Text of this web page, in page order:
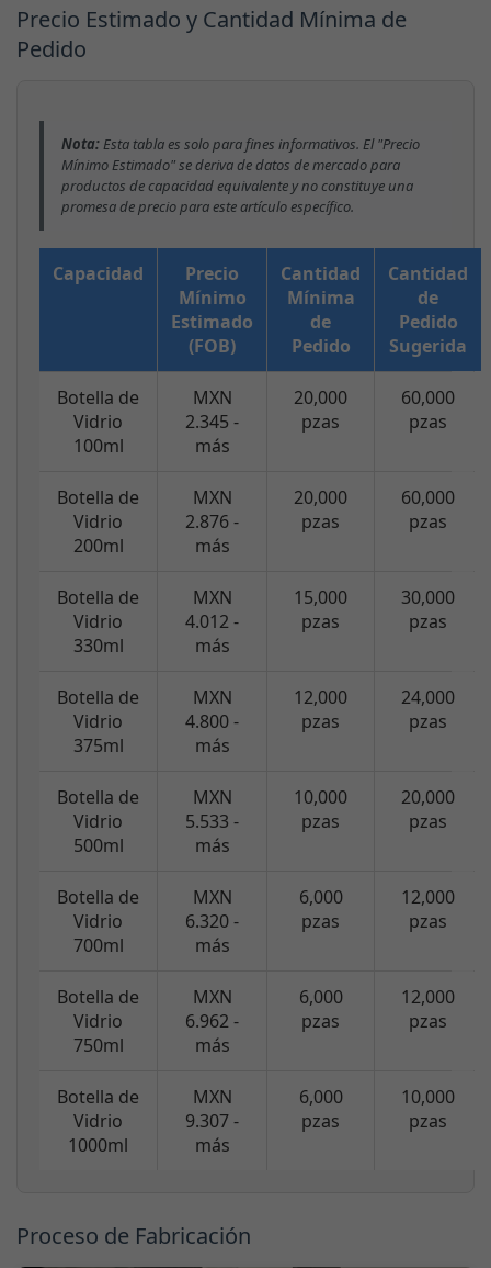
Precio Estimado y Cantidad Mínima de
Pedido
Nota:Esta tabla es solo para fines informativos. El "Precio
Mínimo Estimado" se deriva de datos de mercado para
productos de capacidad equivalente y no constituye una
promesa de precio para este artículo específico.
Capacidad
Precio
Mínimo
Estimado
(FOB)
Cantidad
Mínima
de
Pedido
Cantidad
de
Pedido
Sugerida
Botella de
Vidrio
100ml
MXN
2.345 -
más
20,000
pzas
60,000
pzas
Botella de
Vidrio
200ml
MXN
2.876 -
más
20,000
pzas
60,000
pzas
Botella de
Vidrio
330ml
MXN
4.012 -
más
15,000
pzas
30,000
pzas
Botella de
Vidrio
375ml
MXN
4.800 -
más
12,000
pzas
24,000
pzas
Botella de
Vidrio
500ml
MXN
5.533 -
más
10,000
pzas
20,000
pzas
Botella de
Vidrio
700ml
MXN
6.320 -
más
6,000
pzas
12,000
pzas
Botella de
Vidrio
750ml
MXN
6.962 -
más
6,000
pzas
12,000
pzas
Botella de
Vidrio
1000ml
MXN
9.307 -
más
6,000
pzas
10,000
pzas
Proceso de Fabricación